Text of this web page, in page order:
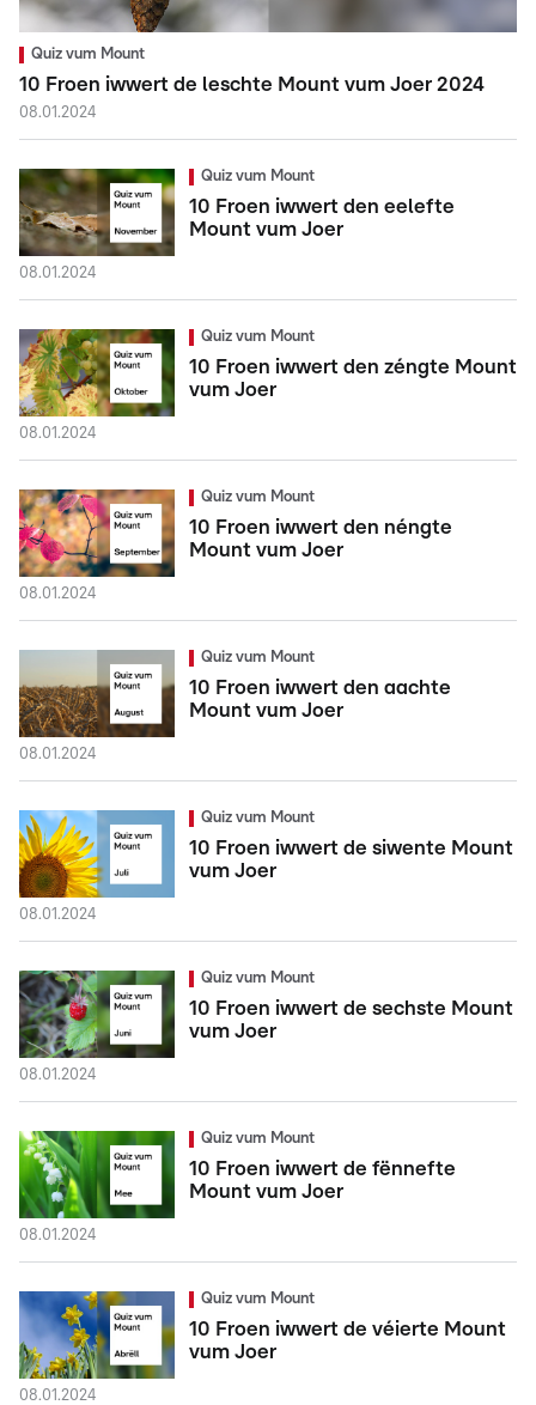
Quiz vum Mount
10 Froen iwwert de leschte Mount vum Joer 2024
08.01.2024
Quiz vum Mount
10 Froen iwwert den eelefte
Mount vum Joer
08.01.2024
Quiz vum Mount
10 Froen iwwert den zéngte Mount
vum Joer
08.01.2024
Quiz vum Mount
10 Froen iwwert den néngte
Mount vum Joer
08.01.2024
Quiz vum Mount
10 Froen iwwert den aachte
Mount vum Joer
08.01.2024
Quiz vum Mount
10 Froen iwwert de siwente Mount
vum Joer
08.01.2024
Quiz vum Mount
10 Froen iwwert de sechste Mount
vum Joer
08.01.2024
Quiz vum Mount
10 Froen iwwert de fënnefte
Mount vum Joer
08.01.2024
Quiz vum Mount
10 Froen iwwert de véierte Mount
vum Joer
08.01.2024